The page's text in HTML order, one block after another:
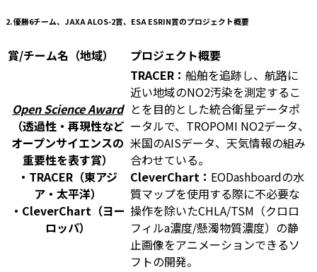
2. 優勝6チーム、JAXA ALOS-2賞、ESA ESRIN賞のプロジェクト概要
賞/チーム名（地域） プロジェクト概要
Open Science Award
（透過性・再現性など
オープンサイエンスの
重要性を表す賞）
・TRACER（東アジ
ア・太平洋）
・CleverChart（ヨー
ロッパ）
TRACER： 船舶を追跡し、航路に
近い地域のNO2汚染を測定するこ
とを目的とした統合衛星データポ
ータルで、TROPOMI NO2データ、
米国のAISデータ、天気情報の組み
合わせている。
CleverChart： EODashboardの水
質マップを使用する際に不必要な
操作を除いたCHLA/TSM（クロロ
フィルa濃度/懸濁物質濃度）の静
止画像をアニメーションできるソ
フトの開発。